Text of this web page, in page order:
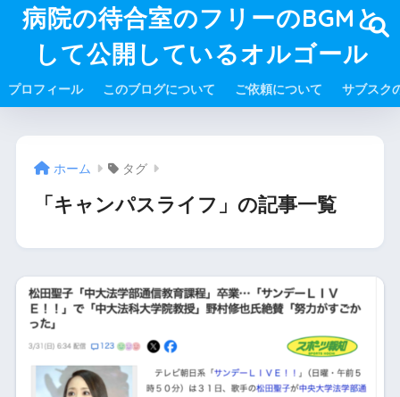
病院の待合室のフリーのBGMと
して公開しているオルゴール
プロフィール このブログについて ご依頼について サブスク
ホーム タグ
「キャンパスライフ」の記事一覧